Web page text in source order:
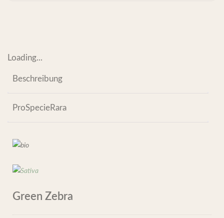
Loading...
Beschreibung
ProSpecieRara
Green Zebra